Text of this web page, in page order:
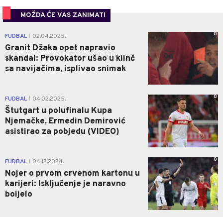
MOŽDA ĆE VAS ZANIMATI
FUDBAL 02.04.2025.
Granit Džaka opet napravio
skandal: Provokator ušao u klinč
sa navijačima, isplivao snimak
0
FUDBAL 04.02.2025.
Štutgart u polufinalu Kupa
Njemačke, Ermedin Demirović
asistirao za pobjedu (VIDEO)
0
FUDBAL 04.12.2024.
Nojer o prvom crvenom kartonu u
karijeri: Isključenje je naravno
boljelo
0